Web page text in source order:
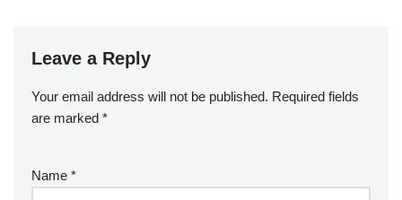
Leave a Reply
Your email address will not be published. Required fields
are marked *
Name *